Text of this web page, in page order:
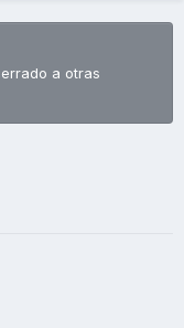
a otras